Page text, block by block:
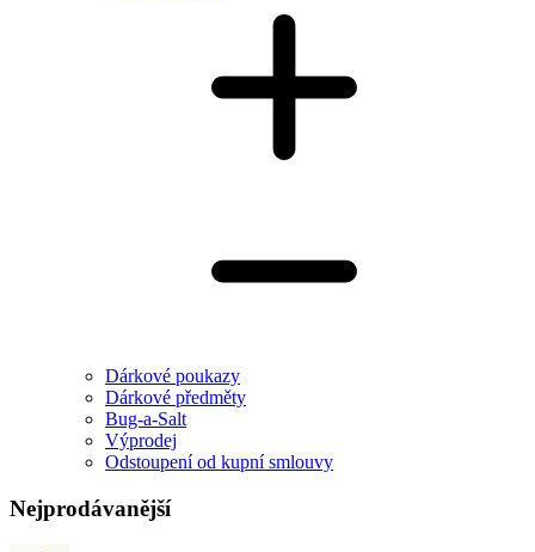
Dárkové poukazy
Dárkové předměty
Bug-a-Salt
Výprodej
Odstoupení od kupní smlouvy
Nejprodávanější